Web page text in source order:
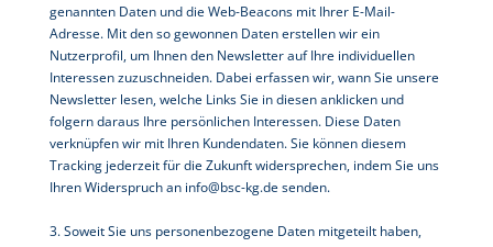
genannten Daten und die Web-Beacons mit Ihrer E-Mail-
Adresse. Mit den so gewonnen Daten erstellen wir ein
Nutzerprofil, um Ihnen den Newsletter auf Ihre individuellen
Interessen zuzuschneiden. Dabei erfassen wir, wann Sie unsere
Newsletter lesen, welche Links Sie in diesen anklicken und
folgern daraus Ihre persönlichen Interessen. Diese Daten
verknüpfen wir mit Ihren Kundendaten. Sie können diesem
Tracking jederzeit für die Zukunft widersprechen, indem Sie uns
Ihren Widerspruch an info@bsc-kg.de senden.
3. Soweit Sie uns personenbezogene Daten mitgeteilt haben,